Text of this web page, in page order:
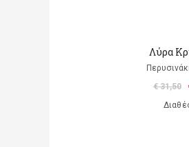
Λύρα
€ 31,50